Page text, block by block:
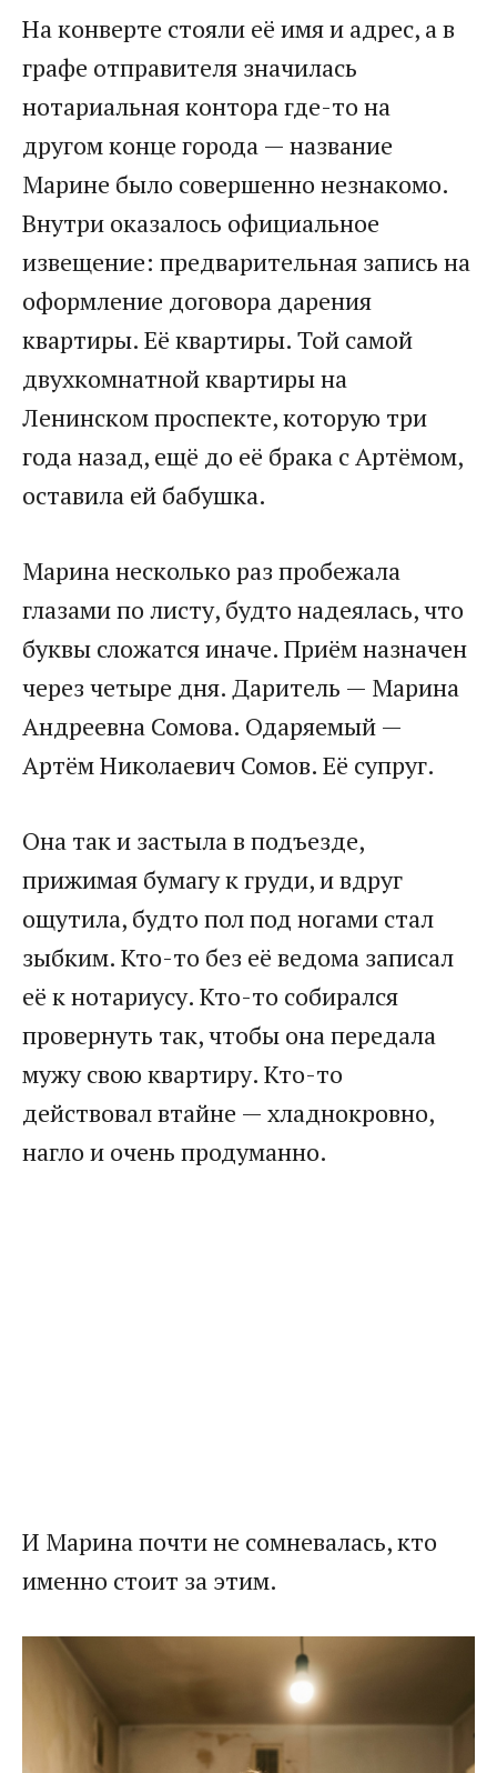
На конверте стояли её имя и адрес, а в
графе отправителя значилась
нотариальная контора где-то на
другом конце города — название
Марине было совершенно незнакомо.
Внутри оказалось официальное
извещение: предварительная запись на
оформление договора дарения
квартиры. Её квартиры. Той самой
двухкомнатной квартиры на
Ленинском проспекте, которую три
года назад, ещё до её брака с Артёмом,
оставила ей бабушка.
Марина несколько раз пробежала
глазами по листу, будто надеялась, что
буквы сложатся иначе. Приём назначен
через четыре дня. Даритель — Марина
Андреевна Сомова. Одаряемый —
Артём Николаевич Сомов. Её супруг.
Она так и застыла в подъезде,
прижимая бумагу к груди, и вдруг
ощутила, будто пол под ногами стал
зыбким. Кто-то без её ведома записал
её к нотариусу. Кто-то собирался
провернуть так, чтобы она передала
мужу свою квартиру. Кто-то
действовал втайне — хладнокровно,
нагло и очень продуманно.
И Марина почти не сомневалась, кто
именно стоит за этим.